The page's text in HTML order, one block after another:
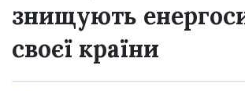
знищують
своєї країни